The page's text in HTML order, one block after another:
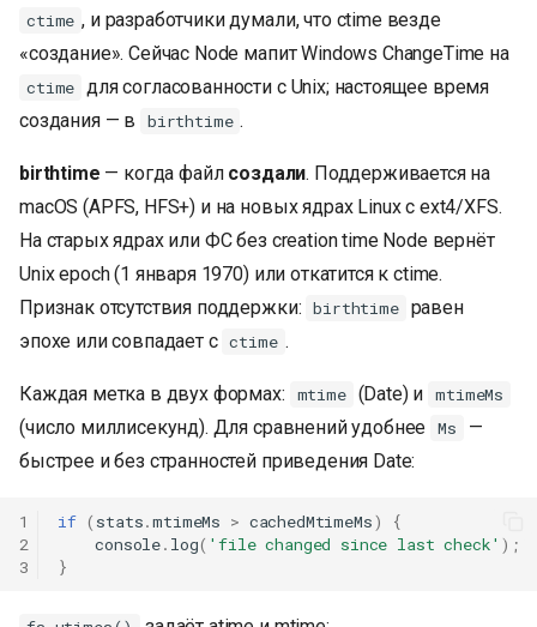
ctime , и разработчики думали, что ctime везде
«создание». Сейчас Node мапит Windows ChangeTime на
ctime для согласованности с Unix; настоящее время
создания — в
birthtime .
birthtime — когда файл создали. Поддерживается на
macOS (APFS, HFS+) и на новых ядрах Linux с ext4/XFS.
На старых ядрах или ФС без creation time Node вернёт
Unix epoch (1 января 1970) или откатится к ctime.
Признак отсутствия поддержки: birthtime равен
эпохе или совпадает с ctime .
Каждая метка в двух формах: mtime (Date) и mtimeMs
(число миллисекунд). Для сравнений удобнее Ms
—
быстрее и без странностей приведения Date:
1
2
3
if ( stats.mtimeMs > cachedMtimeMs)
{
console. log( 'file changed since last check' );
}